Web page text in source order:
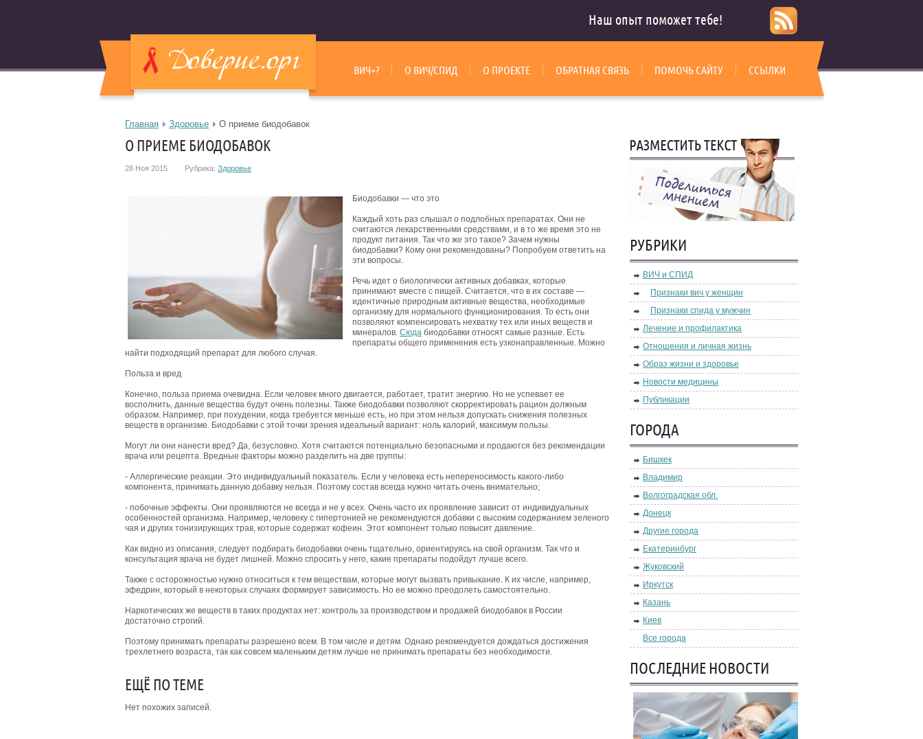
Наш опыт поможет тебе!
ВИЧ+? О ВИЧ/СПИД О ПРОЕКТЕ ОБРАТНАЯ СВЯЗЬ ПОМОЧЬ САЙТУ ССЫЛКИ
Главная Здоровье О приеме биодобавок
О ПРИЕМЕ БИОДОБАВОК
28 Ноя 2015 Рубрика: Здоровье
Биодобавки — что это
Каждый хоть раз слышал о подлобных препаратах. Они не
считаются лекарственными средствами, и в то же время это не
продукт питания. Так что же это такое? Зачем нужны
биодобавки? Кому они рекомендованы? Попробуем ответить на
эти вопросы.
Речь идет о биологически активных добавках, которые
принимают вместе с пищей. Считается, что в их составе —
идентичные природным активные вещества, необходимые
организму для нормального функционирования. То есть они
позволяют компенсировать нехватку тех или иных веществ и
минералов. Сюда биодобавки относят самые разные. Есть
препараты общего применения есть узконаправленные. Можно
найти подходящий препарат для любого случая.
Польза и вред
Конечно, польза приема очевидна. Если человек много двигается, работает, тратит энергию. Но не успевает ее
восполнить, данные вещества будут очень полезны. Также биодобавки позволяют скорректировать рацион должным
образом. Например, при похудении, когда требуется меньше есть, но при этом нельзя допускать снижения полезных
веществ в организме. Биодобавки с этой точки зрения идеальный вариант: ноль калорий, максимум пользы.
Могут ли они нанести вред? Да, безусловно. Хотя считаются потенциально безопасными и продаются без рекомендации
врача или рецепта. Вредные факторы можно разделить на две группы:
- Аллергические реакции. Это индивидуальный показатель. Если у человека есть непереносимость какого-либо
компонента, принимать данную добавку нельзя. Поэтому состав всегда нужно читать очень внимательно;
- побочные эффекты. Они проявляются не всегда и не у всех. Очень часто их проявление зависит от индивидуальных
особенностей организма. Например, человеку с гипертонией не рекомендуются добавки с высоким содержанием зеленого
чая и других тонизирующих трав, которые содержат кофеин. Этот компонент только повысит давление.
Как видно из описания, следует подбирать биодобавки очень тщательно, ориентируясь на свой организм. Так что и
консультация врача не будет лишней. Можно спросить у него, какие препараты подойдут лучше всего.
Также с осторожностью нужно относиться к тем веществам, которые могут вызвать привыкание. К их числе, например,
эфедрин, который в некоторых случаях формирует зависимость. Но ее можно преодолеть самостоятельно.
Наркотических же веществ в таких продуктах нет: контроль за производством и продажей биодобавок в России
достаточно строгий.
Поэтому принимать препараты разрешено всем. В том числе и детям. Однако рекомендуется дождаться достижения
трехлетнего возраста, так как совсем маленьким детям лучше не принимать препараты без необходимости.
ЕЩЁ ПО ТЕМЕ
Нет похожих записей.
РУБРИКИ
ВИЧ и СПИД
Признаки вич у женщин
Признаки спида у мужчин
Лечение и профилактика
Отношения и личная жизнь
Образ жизни и здоровье
Новости медицины
Публикации
ГОРОДА
Бишкек
Владимир
Волгоградская обл.
Донецк
Другие города
Екатеринбург
Жуковский
Иркутск
Казань
Киев
Все города
ПОСЛЕДНИЕ НОВОСТИ